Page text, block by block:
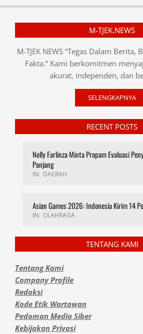
M-TJEK.NEWS
M-TJEK NEWS “Tegas Dalam
Fakta.” Kami berkomitmen
akurat, independen, dan
SELENGKAPNYA
RECENT POSTS
Nelly Farlinza Minta Propam Evaluasi
Panjang
IN: DAERAH
Asian Games 2026: Indonesia Kirim 14
IN: OLAHRAGA
TENTANG KAMI
Tentang Kami
Company Profile
Redaksi
Kode Etik Wartawan
Pedoman Media Siber
Kebijakan Privasi